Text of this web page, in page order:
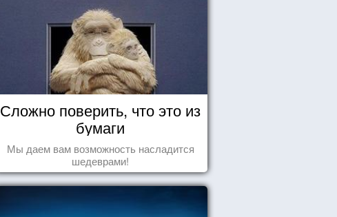
Сложно поверить, что это из
бумаги
Мы даем вам возможность насладится
шедеврами!